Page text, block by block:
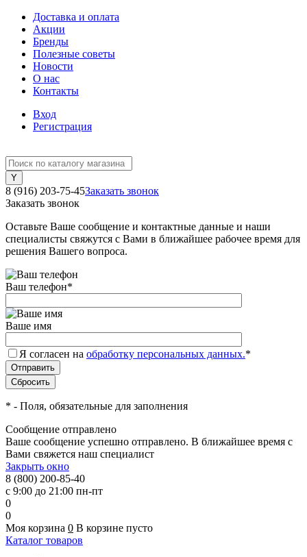
Доставка и оплата
Акции
Бренды
Полезные советы
Новости
О нас
Контакты
Вход
Регистрация
8 (916) 203-75-45Заказать звонок
Заказать звонок
Оставьте Ваше сообщение и контактные данные и наши
специалисты свяжутся с Вами в ближайшее рабочее время для
решения Вашего вопроса.
Ваш телефон*
Ваше имя
Я согласен на обработку персональных данных.*
* - Поля, обязательные для заполнения
Сообщение отправлено
Ваше сообщение успешно отправлено. В ближайшее время с
Вами свяжется наш специалист
Закрыть окно
8 (800) 200-85-40
с 9:00 до 21:00 пн-пт
0
0
Моя корзина 0 В корзине пусто
Каталог товаров